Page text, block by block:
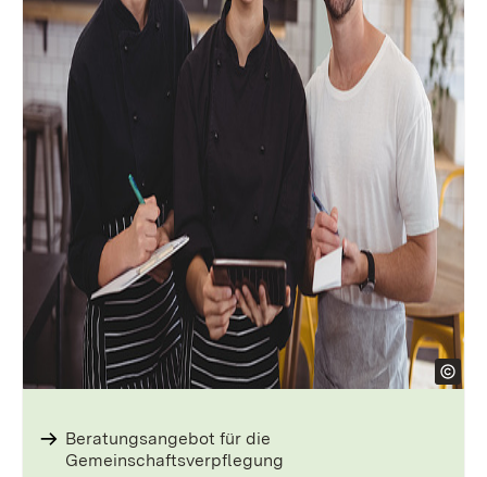
Beratungsangebot für die
Gemeinschaftsverpflegung